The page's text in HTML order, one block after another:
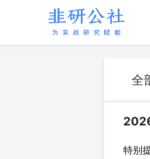
全
特别